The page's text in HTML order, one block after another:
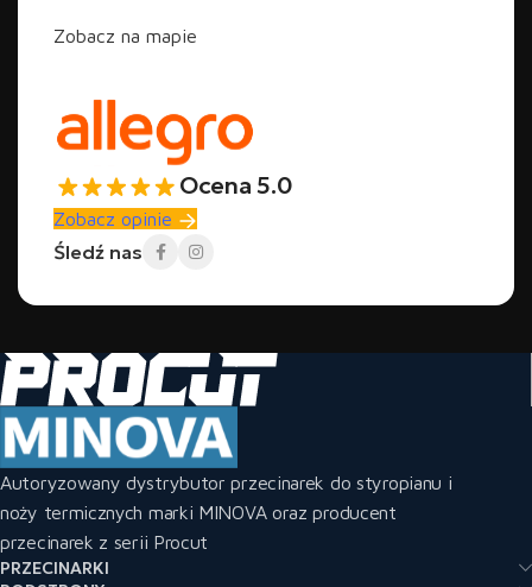
Zobacz na mapie
Ocena 5.0
Zobacz opinie
Śledź nas
Autoryzowany dystrybutor przecinarek do styropianu i
noży termicznych marki MINOVA oraz producent
przecinarek z serii Procut
PRZECINARKI